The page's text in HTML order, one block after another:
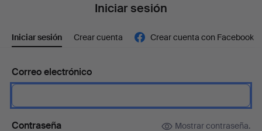
Iniciar sesión
Iniciar sesión Crear cuenta Crear cuenta con Facebook
Correo electrónico
Contraseña Mostrar contraseña.